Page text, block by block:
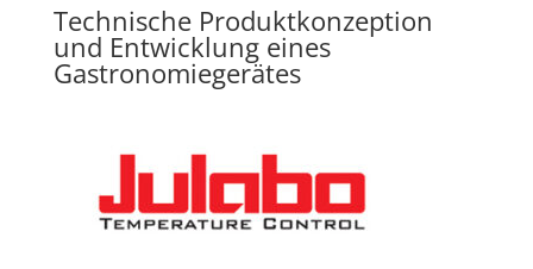
Technische Produktkonzeption
und Entwicklung eines
Gastronomiegerätes